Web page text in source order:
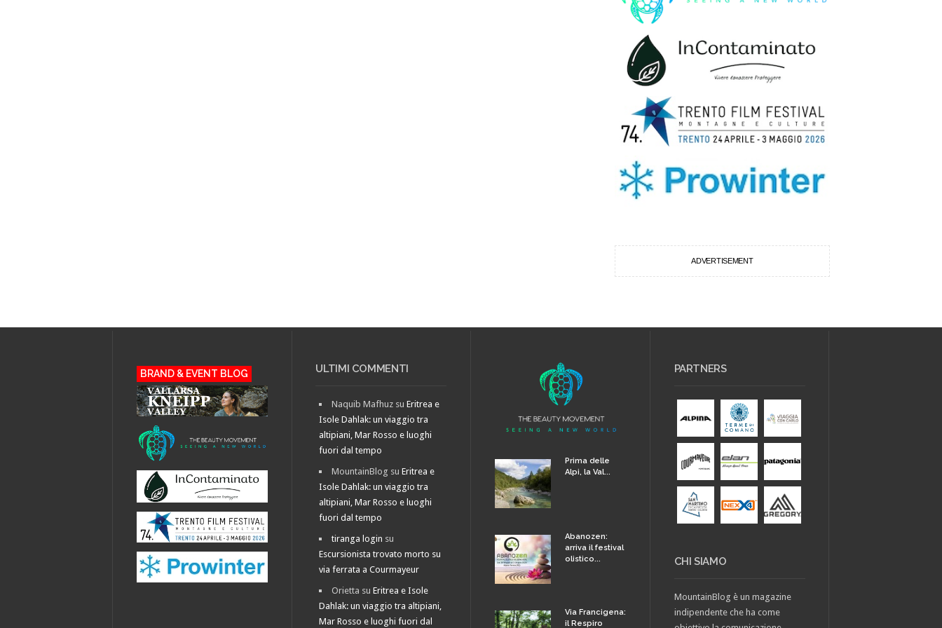
ADVERTISEMENT
BRAND & EVENT BLOG ULTIMI COMMENTI
Naquib Mafhuz suEritrea e
Isole Dahlak: un viaggio tra
altipiani, Mar Rosso e luoghi
fuori dal tempo
MountainBlog suEritrea e
Isole Dahlak: un viaggio tra
altipiani, Mar Rosso e luoghi
fuori dal tempo
tiranga login su
Escursionista trovato morto su
via ferrata a Courmayeur
Orietta suEritrea e Isole
Dahlak: un viaggio tra altipiani,
Mar Rosso e luoghi fuori dal
Prima delle
Alpi, la Val...
Abanozen:
arriva il festival
olistico...
Via Francigena:
il Respiro
PARTNERS
CHI SIAMO
MountainBlog è un magazine
indipendente che ha come